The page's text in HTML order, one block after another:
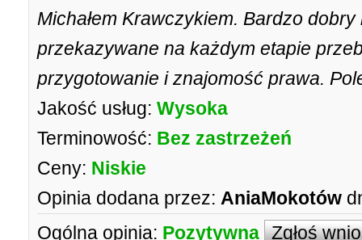
Michałem Krawczykiem. Bardzo
przekazywane na każdym etapie
przygotowanie i znajomość prawa.
Jakość usług: Wysoka
Terminowość: Bez zastrzeżeń
Ceny: Niskie
Opinia dodana przez: AniaMokotów
Ogólna opinia: Pozytywna Zgłoś